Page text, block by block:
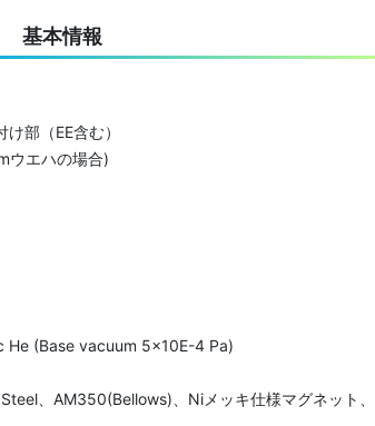
基本情報
部（EE含む）
ウエハの場合)
He (Base vacuum 5x10E-4 Pa)
、AM350(Bellows)、Niメッキ仕様マグネット